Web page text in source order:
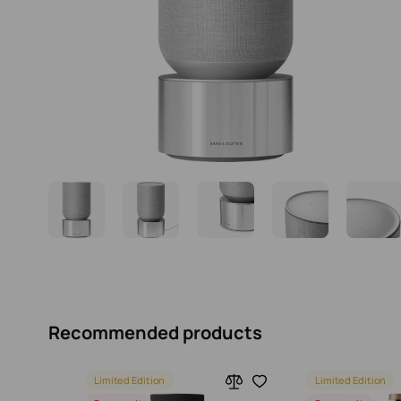
Recommended products
Limited Edition
Limited Edition